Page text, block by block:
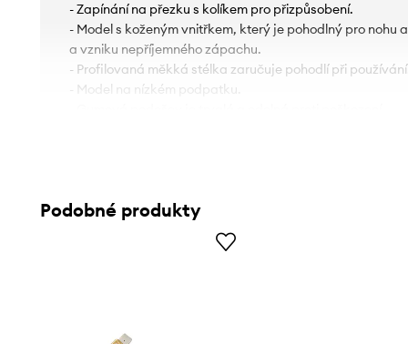
- Zapínání na přezku s kolíkem pro přizpůsobení.
- Model s koženým vnitřkem, který je pohodlný pro nohu
a vzniku nepříjemného zápachu.
- Profilovaná měkká stélka zaručuje pohodlí při
- Model na nízkém podpatku.
Podobné produkty